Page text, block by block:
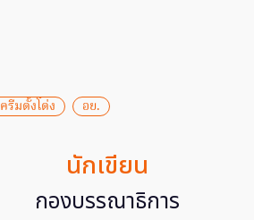
ครีมดั้งโด่ง อย.
นักเขียน
กองบรรณาธิการ